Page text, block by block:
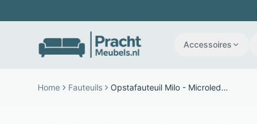
Accessoires
Home Fauteuils Opstafauteuil Milo - Microleder - 2 motoren en 360 graden draaibaar - Bruin - The Seats